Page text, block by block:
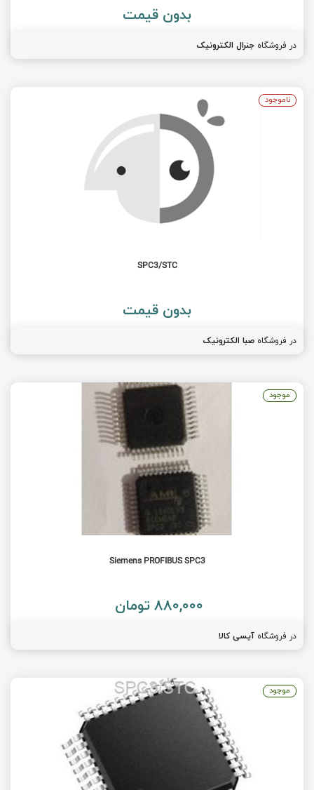
بدون قیمت
در فروشگاه جنرال الکترونیک
SPC3/STC
بدون قیمت
در فروشگاه صبا الکترونیک
ناموجود
Siemens PROFIBUS SPC3
880,000 تومان
در فروشگاه آیسی کالا
موجود
موجود